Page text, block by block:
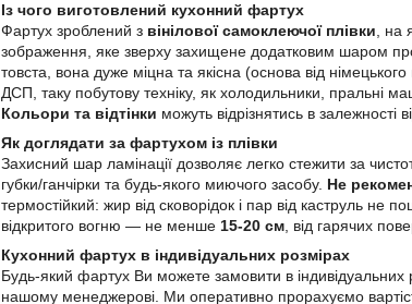
Із чого виготовлений кухонний фартух
Фартух зроблений з вінілової самоклеючої плівки ,
зображення, яке зверху захищене додатковим шаром
товста, вона дуже міцна та якісна (основа від
ДСП, таку побутову техніку, як холодильники, пральні
Кольори та відтінки можуть відрізнятись в залежності
Як доглядати за фартухом із плівки
Захисний шар ламінації дозволяє легко стежити за
губки/ганчірки та будь-якого миючого засобу. Не
термостійкий: жир від сковорідок і пар від каструль не
відкритого вогню — не менше 15-20 см , від гарячих
Кухонний фартух в індивідуальних розмірах
Будь-який фартух Ви можете замовити в індивідуальних
нашому менеджерові. Ми оперативно прорахуємо